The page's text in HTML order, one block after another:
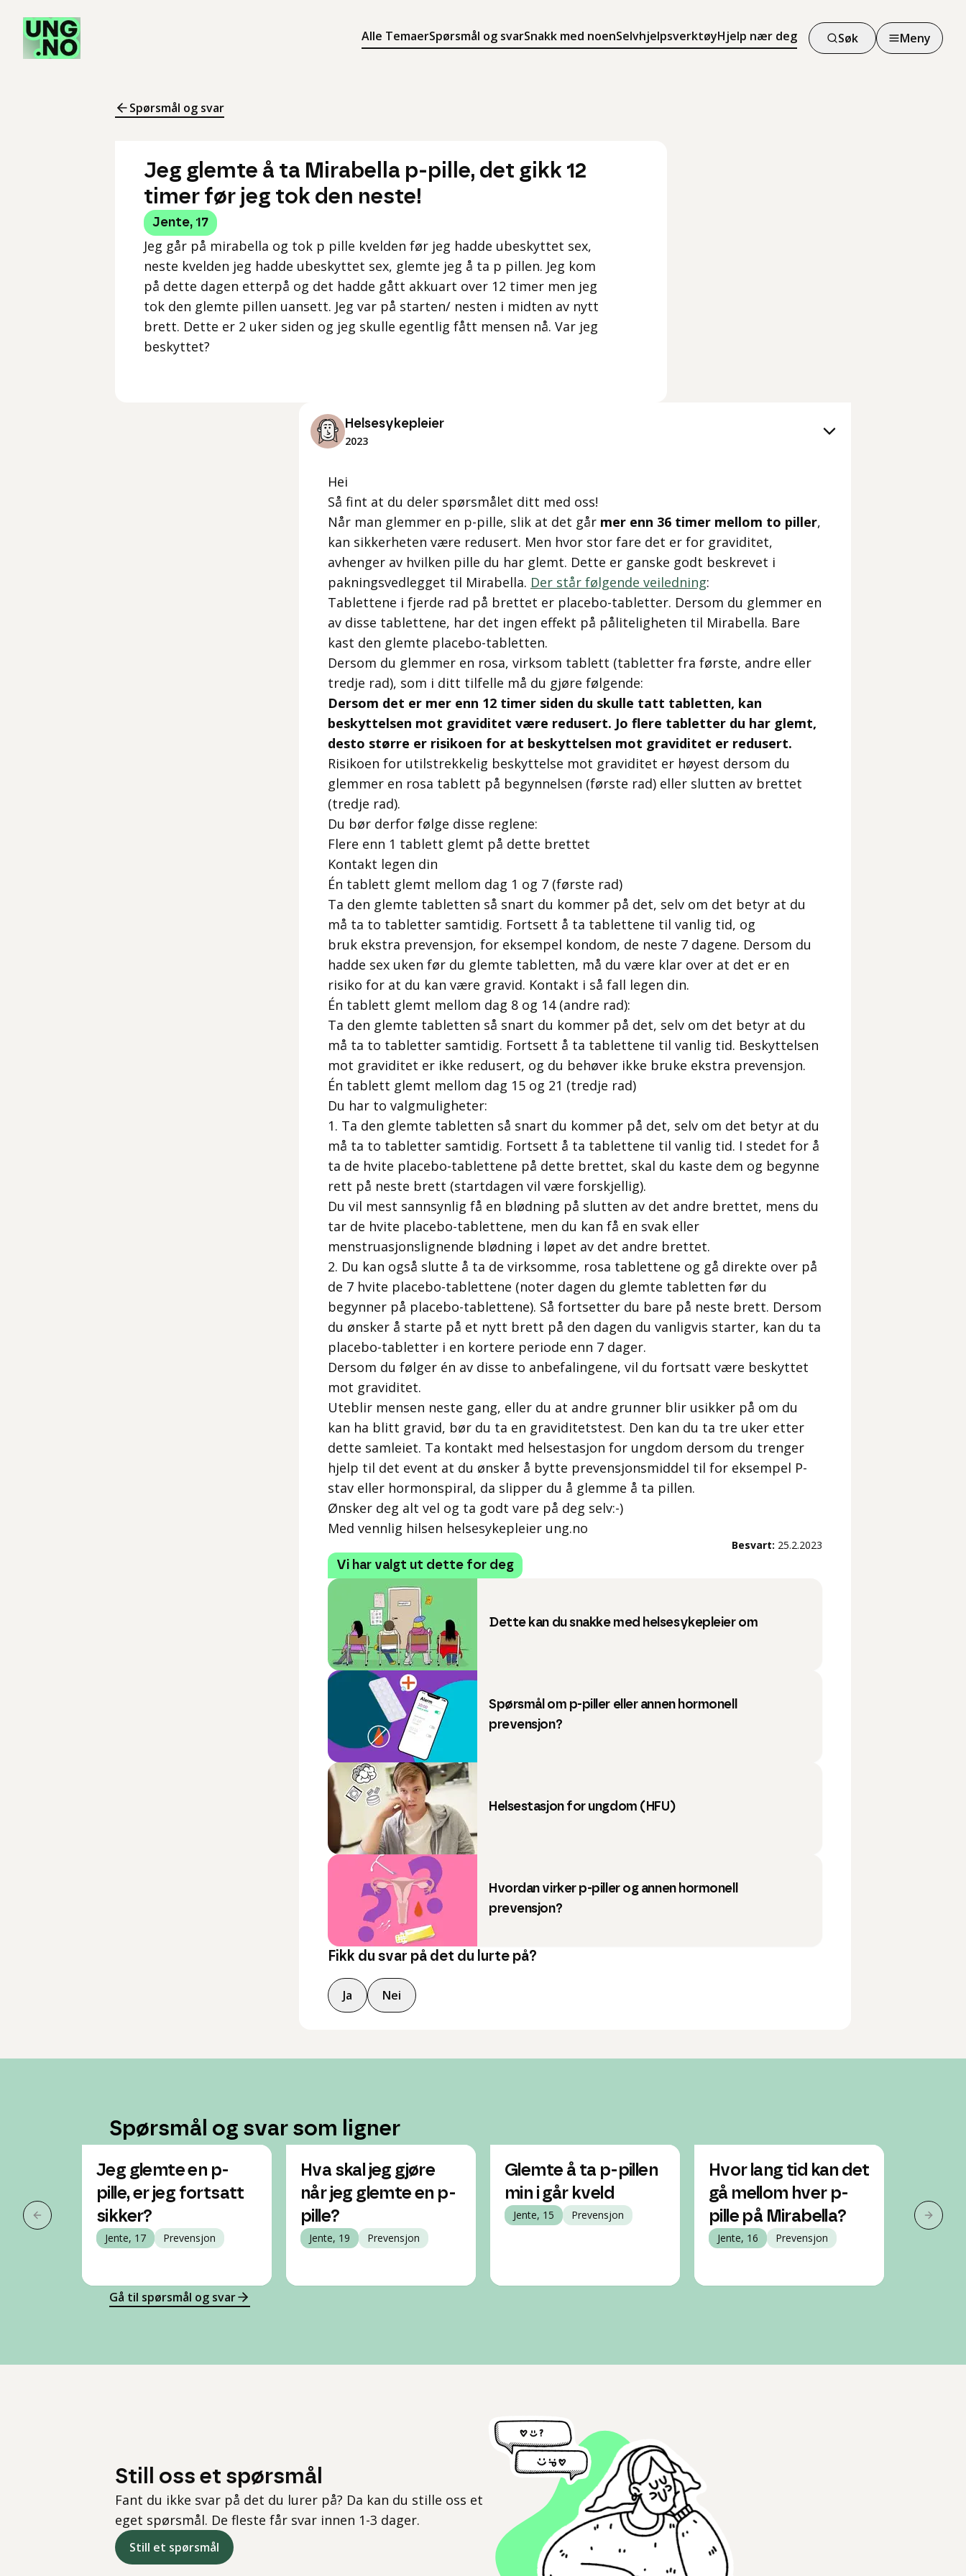
Alle TemaerSpørsmål og svarSnakk med noenSelvhjelpsverktøyHjelp nær deg
Søk
Søk
Meny
Meny
Spørsmål og svar
Jeg glemte å ta Mirabella p-pille, det gikk 12
timer før jeg tok den neste!
Jente, 17
Jeg går på mirabella og tok p pille kvelden før jeg hadde ubeskyttet sex,
neste kvelden jeg hadde ubeskyttet sex, glemte jeg å ta p pillen. Jeg kom
på dette dagen etterpå og det hadde gått akkuart over 12 timer men jeg
tok den glemte pillen uansett. Jeg var på starten/ nesten i midten av nytt
brett. Dette er 2 uker siden og jeg skulle egentlig fått mensen nå. Var jeg
beskyttet?
Helsesykepleier
2023
Hei
Så fint at du deler spørsmålet ditt med oss!
Når man glemmer en p-pille, slik at det går mer enn 36 timer mellom to piller,
kan sikkerheten være redusert. Men hvor stor fare det er for graviditet,
avhenger av hvilken pille du har glemt. Dette er ganske godt beskrevet i
pakningsvedlegget til Mirabella. Der står følgende veiledning:
Tablettene i fjerde rad på brettet er placebo-tabletter. Dersom du glemmer en
av disse tablettene, har det ingen effekt på påliteligheten til Mirabella. Bare
kast den glemte placebo-tabletten.
Dersom du glemmer en rosa, virksom tablett (tabletter fra første, andre eller
tredje rad), som i ditt tilfelle må du gjøre følgende:
Dersom det er mer enn 12 timer siden du skulle tatt tabletten, kan
beskyttelsen mot graviditet være redusert. Jo flere tabletter du har glemt,
desto større er risikoen for at beskyttelsen mot graviditet er redusert.
Risikoen for utilstrekkelig beskyttelse mot graviditet er høyest dersom du
glemmer en rosa tablett på begynnelsen (første rad) eller slutten av brettet
(tredje rad).
Du bør derfor følge disse reglene:
Flere enn 1 tablett glemt på dette brettet
Kontakt legen din
Én tablett glemt mellom dag 1 og 7 (første rad)
Ta den glemte tabletten så snart du kommer på det, selv om det betyr at du
må ta to tabletter samtidig. Fortsett å ta tablettene til vanlig tid, og
bruk ekstra prevensjon, for eksempel kondom, de neste 7 dagene. Dersom du
hadde sex uken før du glemte tabletten, må du være klar over at det er en
risiko for at du kan være gravid. Kontakt i så fall legen din.
Én tablett glemt mellom dag 8 og 14 (andre rad):
Ta den glemte tabletten så snart du kommer på det, selv om det betyr at du
må ta to tabletter samtidig. Fortsett å ta tablettene til vanlig tid. Beskyttelsen
mot graviditet er ikke redusert, og du behøver ikke bruke ekstra prevensjon.
Én tablett glemt mellom dag 15 og 21 (tredje rad)
Du har to valgmuligheter:
1. Ta den glemte tabletten så snart du kommer på det, selv om det betyr at du
må ta to tabletter samtidig. Fortsett å ta tablettene til vanlig tid. I stedet for å
ta de hvite placebo-tablettene på dette brettet, skal du kaste dem og begynne
rett på neste brett (startdagen vil være forskjellig).
Du vil mest sannsynlig få en blødning på slutten av det andre brettet, mens du
tar de hvite placebo-tablettene, men du kan få en svak eller
menstruasjonslignende blødning i løpet av det andre brettet.
2. Du kan også slutte å ta de virksomme, rosa tablettene og gå direkte over på
de 7 hvite placebo-tablettene (noter dagen du glemte tabletten før du
begynner på placebo-tablettene). Så fortsetter du bare på neste brett. Dersom
du ønsker å starte på et nytt brett på den dagen du vanligvis starter, kan du ta
placebo-tabletter i en kortere periode enn 7 dager.
Dersom du følger én av disse to anbefalingene, vil du fortsatt være beskyttet
mot graviditet.
Uteblir mensen neste gang, eller du at andre grunner blir usikker på om du
kan ha blitt gravid, bør du ta en graviditetstest. Den kan du ta tre uker etter
dette samleiet. Ta kontakt med helsestasjon for ungdom dersom du trenger
hjelp til det event at du ønsker å bytte prevensjonsmiddel til for eksempel P-
stav eller hormonspiral, da slipper du å glemme å ta pillen.
Ønsker deg alt vel og ta godt vare på deg selv:-)
Med vennlig hilsen helsesykepleier ung.no
Besvart: 25.2.2023
Vi har valgt ut dette for deg
Dette kan du snakke med helsesykepleier om
Spørsmål om p-piller eller annen hormonell
prevensjon?
Helsestasjon for ungdom (HFU)
Hvordan virker p-piller og annen hormonell
prevensjon?
Fikk du svar på det du lurte på?
Ja Nei
Spørsmål og svar som ligner
Forrige slide
Jeg glemte en p-
pille, er jeg fortsatt
sikker?
Jente, 17 Prevensjon
Hva skal jeg gjøre
når jeg glemte en p-
pille?
Jente, 19 Prevensjon
Glemte å ta p-pillen
min i går kveld
Jente, 15 Prevensjon
Hvor lang tid kan det
gå mellom hver p-
pille på Mirabella?
Jente, 16 Prevensjon
Jente, 16
Neste
Gå til spørsmål og svar
Still oss et spørsmål
Fant du ikke svar på det du lurer på? Da kan du stille oss et
eget spørsmål. De fleste får svar innen 1-3 dager.
Still et spørsmål